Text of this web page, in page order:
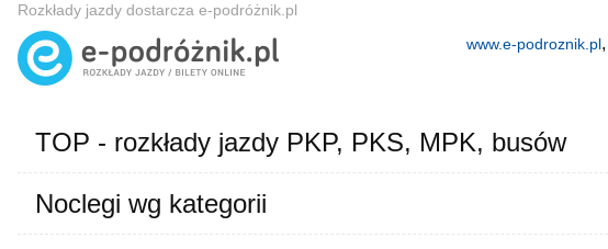
Rozkłady jazdy dostarcza e-podróżnik.pl
www.e-podroznik.pl,
TOP - rozkłady jazdy PKP, PKS, MPK, busów
Noclegi wg kategorii